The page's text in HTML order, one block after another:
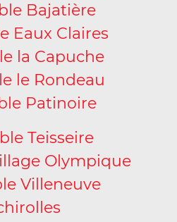
Bajatière
Eaux Claires
la Capuche
le Rondeau
Patinoire
Teisseire
Olympique
Villeneuve